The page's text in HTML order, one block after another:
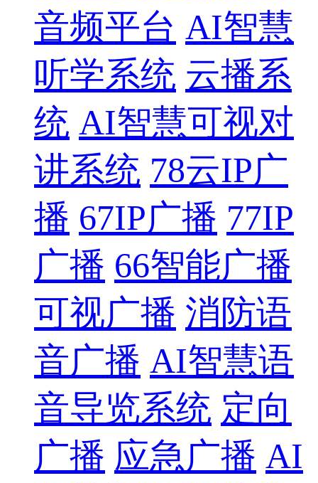
音频平台 AI智慧
听学系统 云播系
统 AI智慧可视对
讲系统 78云IP广
播 67IP广播 77IP
广播 66智能广播
可视广播 消防语
音广播 AI智慧语
音导览系统 定向
广播 应急广播 AI